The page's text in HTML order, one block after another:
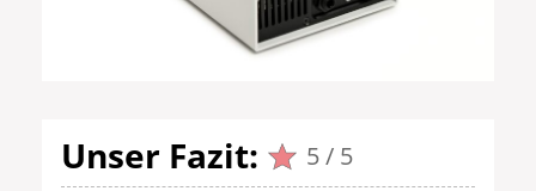
Unser Fazit:
5 / 5